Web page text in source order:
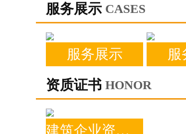
服务展示 CASES
服务展示 服
资质证书 HONOR
建筑企业资质证书